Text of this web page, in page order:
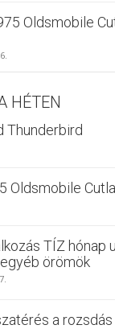
Oldsmobile
HÉTEN
Thunderbird
Oldsmobile
TÍZ hónap
örömök
a